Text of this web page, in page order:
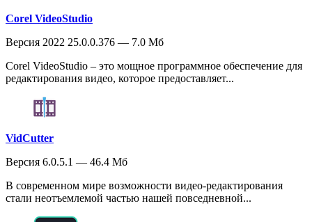
Corel VideoStudio
Версия 2022 25.0.0.376 — 7.0 Мб
Corel VideoStudio – это мощное программное обеспечение для
редактирования видео, которое предоставляет...
VidCutter
Версия 6.0.5.1 — 46.4 Мб
В современном мире возможности видео-редактирования
стали неотъемлемой частью нашей повседневной...